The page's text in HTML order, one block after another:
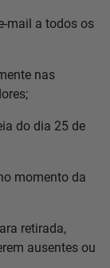
mail a todos os
nas
do dia 25 de
momento da
retirada,
ausentes ou